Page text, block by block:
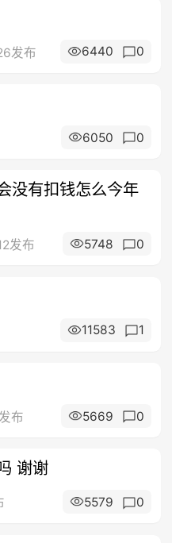
发布 6440 0
6050 0
没有扣钱怎么今年
发布 5748 0
11583 1
布 5669 0
谢谢
5579 0